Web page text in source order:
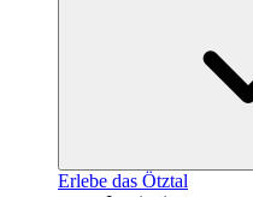
Erlebe das Ötztal